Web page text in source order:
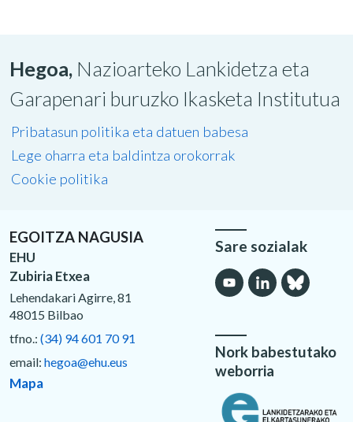
Hegoa, Nazioarteko Lankidetza eta
Garapenari buruzko Ikasketa Institutua
Pribatasun politika eta datuen babesa
Lege oharra eta baldintza orokorrak
Cookie politika
EGOITZA NAGUSIA
EHU
Zubiria Etxea
Lehendakari Agirre, 81
48015 Bilbao
tfno.: (34) 94 601 70 91
email: hegoa@ehu.eus
Mapa
Sare sozialak
Nork babestutako
weborria